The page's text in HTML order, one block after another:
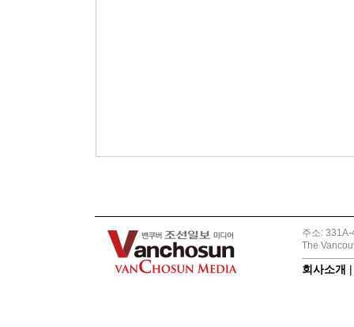
주소:
The
회사소개